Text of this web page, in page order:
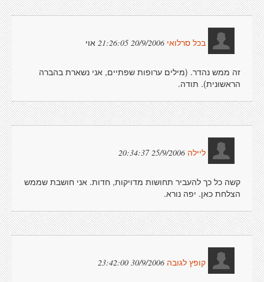
בכל סרלואי 20/9/2006 21:26:05 אוי
זה ממש נהדר. (מילים ערופות שפתיים, אני נשארת בהברה
הראשונית). תודה.
ליילה 25/9/2006 20:34:37
קשה כל כך להעביר תחושות מדויקות, חדות. אני חושבת שממש
הצלחת כאן. יפה נורא.
קופץ לגובה 30/9/2006 23:42:00